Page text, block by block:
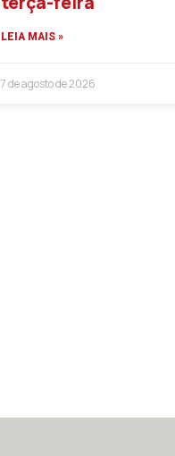
LEIA MAIS »
7 de agosto de 2026